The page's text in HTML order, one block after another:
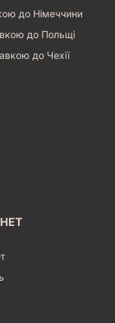
до Німеччини
до Польщі
до Чехії